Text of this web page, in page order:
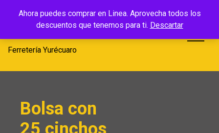
Ahora puedes comprar en Linea. Aprovecha todos los
descuentos que tenemos para ti. Descartar
Ferretería
Yurécuaro
Ferretería Yurécuaro
Bolsa con